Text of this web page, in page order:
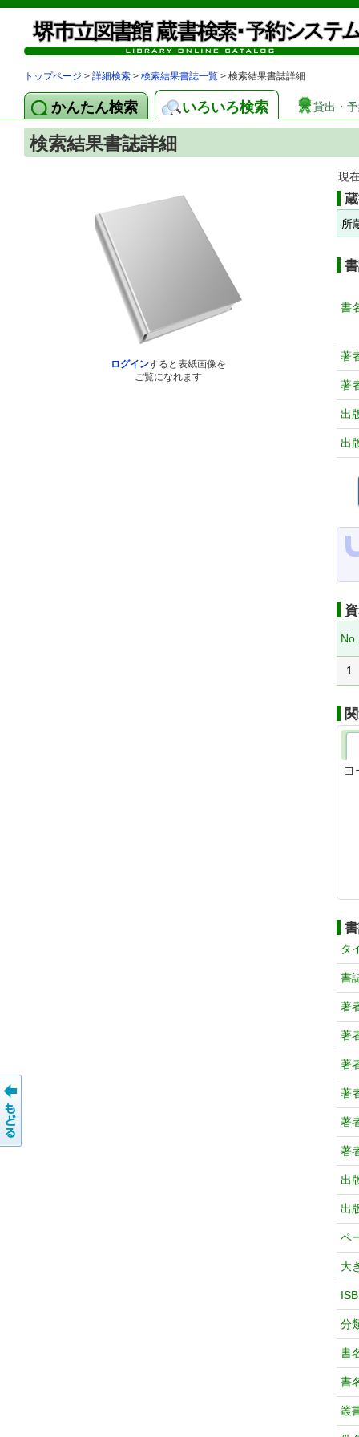
トップページ > 詳細検索 > 検索結果書誌一覧 > 検索結果書誌詳細
かんたん検索 いろいろ検索 貸出・
検索結果書誌詳細
ログインすると表紙画像を
ご覧になれます
現
所
書
著
著
出
出
No.
1
タ
書
著
著
著
著
著
著
出
出
ペ
大
分
書
書
叢